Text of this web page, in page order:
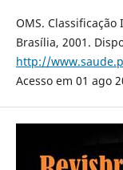
OMS.
Brasília, 2001.
http://
Acesso em 01 ago